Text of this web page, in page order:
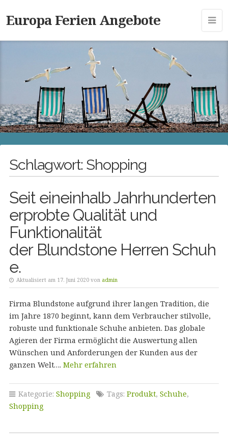
Europa Ferien Angebote
Schlagwort: Shopping
Seit eineinhalb Jahrhunderten
erprobte Qualität und
Funktionalität
der Blundstone Herren Schuh
e.
Aktualisiert am 17. Juni 2020 von admin
Firma Blundstone aufgrund ihrer langen Tradition, die
im Jahre 1870 beginnt, kann dem Verbraucher stilvolle,
robuste und funktionale Schuhe anbieten. Das globale
Agieren der Firma ermöglicht die Auswertung allen
Wünschen und Anforderungen der Kunden aus der
ganzen Welt…. Mehr erfahren
Kategorie: Shopping Tags: Produkt, Schuhe,
Shopping